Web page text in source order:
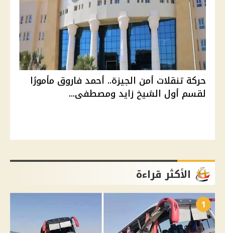
حركة تنقلات أمن الجيزة.. أحمد فاروق مأمورًا
لقسم أول الشيخ زايد ومصطفى...
الأكثر قراءة
1